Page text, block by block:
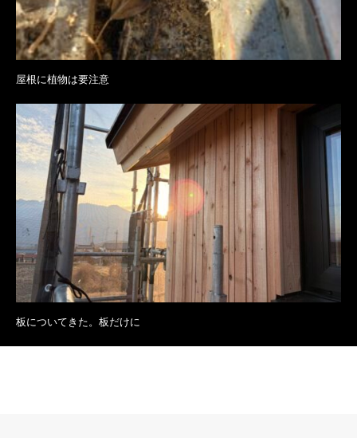
屋根に植物は要注意
板についてきた。板だけに